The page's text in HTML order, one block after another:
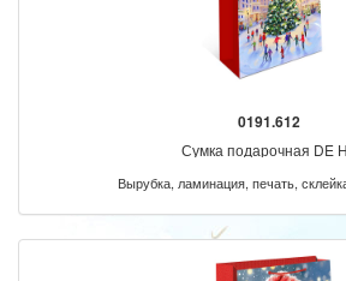
0191.612
Сумка подарочная DE
Вырубка, ламинация, печать,